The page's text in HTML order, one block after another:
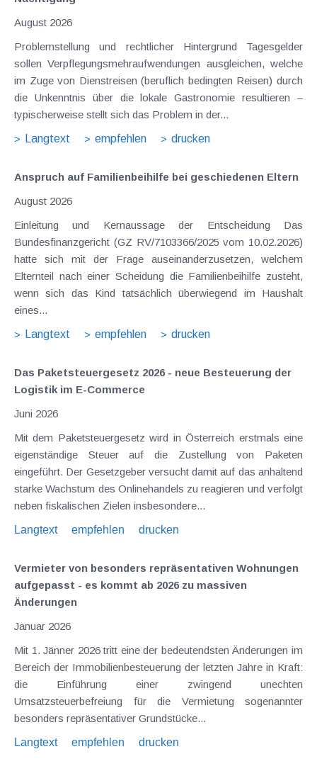
August 2026
Problemstellung und rechtlicher Hintergrund Tagesgelder
sollen Verpflegungsmehraufwendungen ausgleichen, welche
im Zuge von Dienstreisen (beruflich bedingten Reisen) durch
die Unkenntnis über die lokale Gastronomie resultieren –
typischerweise stellt sich das Problem in der...
Langtext
empfehlen drucken
Anspruch auf Familienbeihilfe bei geschiedenen Eltern
August 2026
Einleitung und Kernaussage der Entscheidung Das
Bundesfinanzgericht (GZ RV/7103366/2025 vom 10.02.2026)
hatte sich mit der Frage auseinanderzusetzen, welchem
Elternteil nach einer Scheidung die Familienbeihilfe zusteht,
wenn sich das Kind tatsächlich überwiegend im Haushalt
eines...
Langtext
empfehlen drucken
Das Paketsteuergesetz 2026 - neue Besteuerung der
Logistik im E-Commerce
Juni 2026
Mit dem Paketsteuergesetz wird in Österreich erstmals eine
eigenständige Steuer auf die Zustellung von Paketen
eingeführt. Der Gesetzgeber versucht damit auf das anhaltend
starke Wachstum des Onlinehandels zu reagieren und verfolgt
neben fiskalischen Zielen insbesondere...
Langtext
empfehlen drucken
Vermieter von besonders repräsentativen Wohnungen
aufgepasst - es kommt ab 2026 zu massiven
Änderungen
Januar 2026
Mit 1. Jänner 2026 tritt eine der bedeutendsten Änderungen im
Bereich der Immobilienbesteuerung der letzten Jahre in Kraft:
die Einführung einer zwingend unechten
Umsatzsteuerbefreiung für die Vermietung sogenannter
besonders repräsentativer Grundstücke...
Langtext
empfehlen drucken